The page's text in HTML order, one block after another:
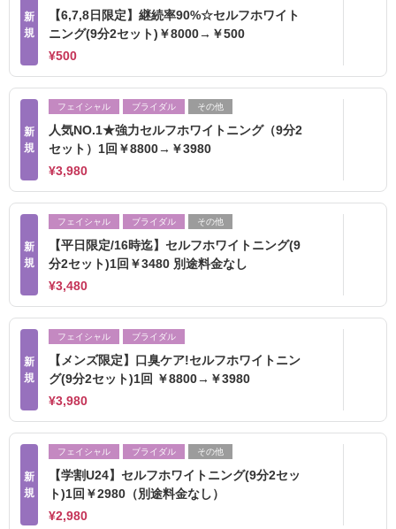
新
規
【6,7,8日限定】継続率90%☆セルフホワイト
ニング(9分2セット)￥8000→￥500
¥500
新
規
フェイシャル ブライダル その他
人気NO.1★強力セルフホワイトニング（9分2
セット）1回￥8800→￥3980
¥3,980
新
規
フェイシャル ブライダル その他
【平日限定/16時迄】セルフホワイトニング(9
分2セット)1回￥3480 別途料金なし
¥3,480
新
規
フェイシャル ブライダル
【メンズ限定】口臭ケア!セルフホワイトニン
グ(9分2セット)1回 ￥8800→￥3980
¥3,980
新
規
フェイシャル ブライダル その他
【学割U24】セルフホワイトニング(9分2セッ
ト)1回￥2980（別途料金なし）
¥2,980